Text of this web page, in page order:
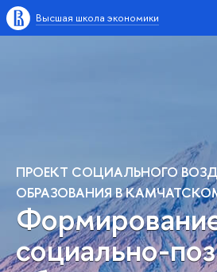
Высшая школа экономики
ПРОЕКТ СОЦИАЛЬНОГО
ОБРАЗОВАНИЯ В
социально-